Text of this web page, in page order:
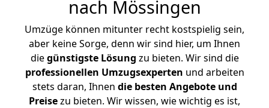
nach Mössingen
Umzüge können mitunter recht kostspielig sein,
aber keine Sorge, denn wir sind hier, um Ihnen
diegünstigste Lösung zu bieten. Wir sind die
professionellen Umzugsexperten und arbeiten
stets daran, Ihnen die besten Angebote und
Preisezu bieten. Wir wissen, wie wichtig es ist,